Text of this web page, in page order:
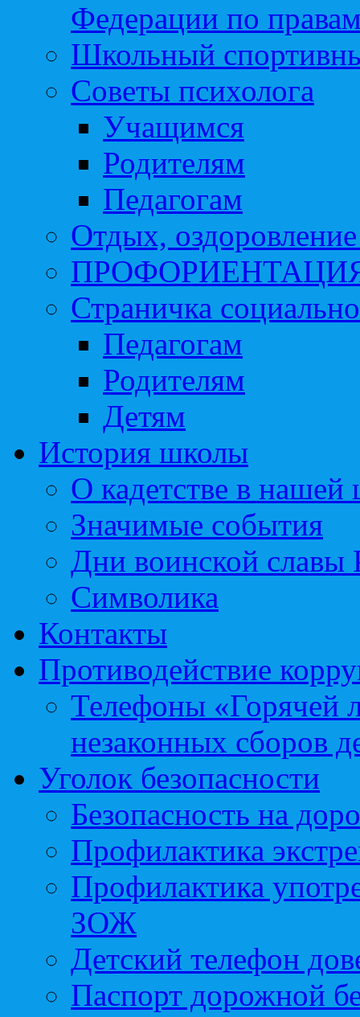
Федерации по
Школьный
Советы психолога
Учащимся
Родителям
Педагогам
Отдых, оздоровление
Страничка
Педагогам
Родителям
Детям
История школы
О кадетстве в нашей
Значимые события
Дни воинской славы
Символика
Контакты
Противодействие
Телефоны «Горячей
незаконных сборов
Уголок безопасности
Безопасность на
Профилактика
Профилактика
ЗОЖ
Детский телефон
Паспорт дорожной